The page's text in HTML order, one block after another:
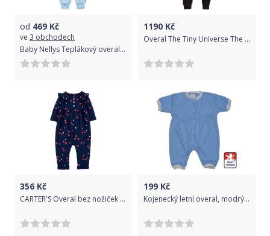
od 469 Kč
ve 3 obchodech
Baby Nellys Teplákový overal s kapucí Teddy - sv. modrý
1190 Kč
Overal The Tiny Universe The Casual Suit
356 Kč
CARTER'S Overal bez nožiček Navy Hearts dívka 3m
199 Kč
Kojenecký letní overal, modrý, Dětský svět